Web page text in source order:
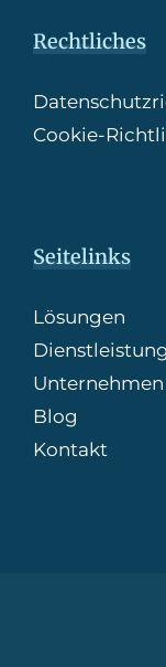
Rechtliches
Cookie-
Seitelinks
Lösungen
Unternehmen
Blog
Kontakt